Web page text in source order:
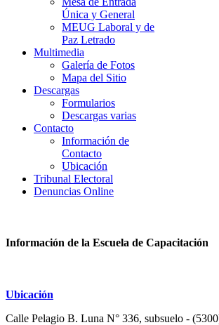
Única y General
MEUG Laboral y de
Paz Letrado
Multimedia
Galería de Fotos
Mapa del Sitio
Descargas
Formularios
Descargas varias
Contacto
Información de
Contacto
Ubicación
Tribunal Electoral
Denuncias Online
Información de la Escuela de Capacitación
Ubicación
Calle Pelagio B. Luna N° 336, subsuelo -